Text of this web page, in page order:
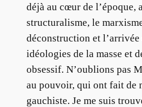
déjà au cœur de l’époque,
structuralisme, le
déconstruction et
idéologies de la masse et
obsessif. N’oublions pas
au pouvoir, qui ont fait de
gauchiste. Je me suis